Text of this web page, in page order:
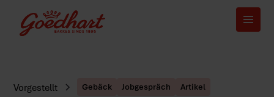
Vorgestellt Gebäck Jobgespräch Artikel